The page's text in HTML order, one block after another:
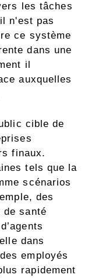
les tâches
n'est pas
ce système
dans une
il
auxquelles
cible de
finaux.
tels que la
scénarios
des
de santé
dans
employés
rapidement